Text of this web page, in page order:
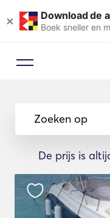
× Download de
Boek sneller en
Zoeken op
De prijs is